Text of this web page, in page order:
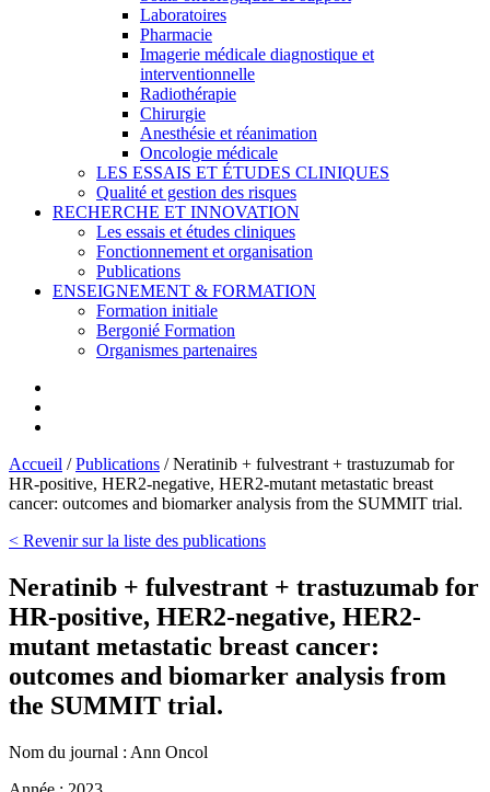
Laboratoires
Pharmacie
Imagerie médicale diagnostique et
interventionnelle
Radiothérapie
Chirurgie
Anesthésie et réanimation
Oncologie médicale
LES ESSAIS ET ÉTUDES CLINIQUES
Qualité et gestion des risques
RECHERCHE ET INNOVATION
Les essais et études cliniques
Fonctionnement et organisation
Publications
ENSEIGNEMENT & FORMATION
Formation initiale
Bergonié Formation
Organismes partenaires
Accueil /Publications /Neratinib + fulvestrant + trastuzumab for
HR-positive, HER2-negative, HER2-mutant metastatic breast
cancer: outcomes and biomarker analysis from the SUMMIT trial.
< Revenir sur la liste des publications
Neratinib + fulvestrant + trastuzumab for
HR-positive, HER2-negative, HER2-
mutant metastatic breast cancer:
outcomes and biomarker analysis from
the SUMMIT trial.
Nom du journal : Ann Oncol